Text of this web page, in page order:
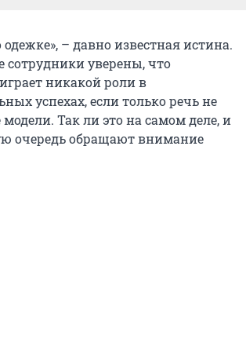
– давно известная истина.
сотрудники уверены, что
никакой роли в
успехах, если только речь не
модели. Так ли это на самом деле, и
очередь обращают внимание